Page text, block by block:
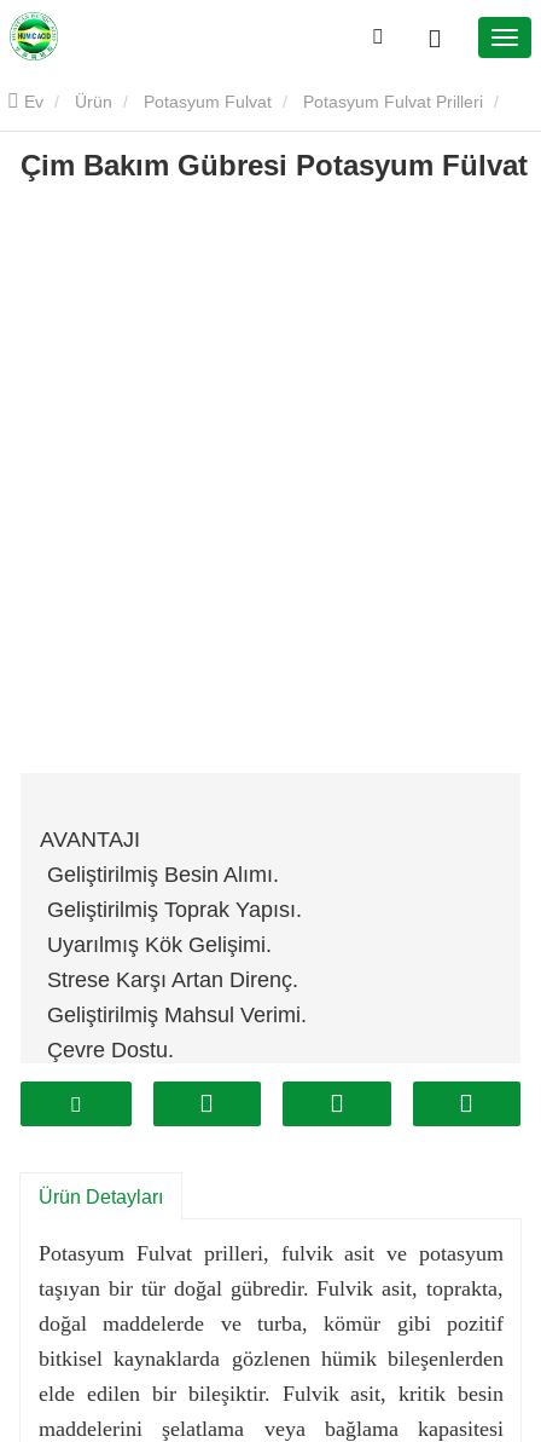
Ev Ürün Potasyum Fulvat Potasyum Fulvat Prilleri
Çim Bakım Gübresi Potasyum Fülvat
Çim Bakım Gübresi Potasyum Fülvat
AVANTAJI
Geliştirilmiş Besin Alımı.
Geliştirilmiş Toprak Yapısı.
Uyarılmış Kök Gelişimi.
Strese Karşı Artan Direnç.
Geliştirilmiş Mahsul Verimi.
Çevre Dostu.
Ürün Detayları
Potasyum Fulvat prilleri, fulvik asit ve potasyum
taşıyan bir tür doğal gübredir. Fulvik asit, toprakta,
doğal maddelerde ve turba, kömür gibi pozitif
bitkisel kaynaklarda gözlenen hümik bileşenlerden
elde edilen bir bileşiktir. Fulvik asit, kritik besin
maddelerini şelatlama veya bağlama kapasitesi